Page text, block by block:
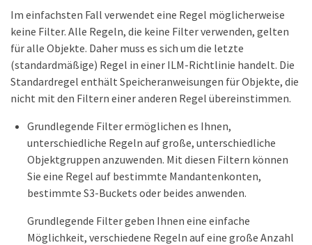
Im einfachsten Fall verwendet eine Regel möglicherweise
keine Filter. Alle Regeln, die keine Filter verwenden, gelten
für alle Objekte. Daher muss es sich um die letzte
(standardmäßige) Regel in einer ILM-Richtlinie handelt. Die
Standardregel enthält Speicheranweisungen für Objekte, die
nicht mit den Filtern einer anderen Regel übereinstimmen.
Grundlegende Filter ermöglichen es Ihnen,
unterschiedliche Regeln auf große, unterschiedliche
Objektgruppen anzuwenden. Mit diesen Filtern können
Sie eine Regel auf bestimmte Mandantenkonten,
bestimmte S3-Buckets oder beides anwenden.
Grundlegende Filter geben Ihnen eine einfache
Möglichkeit, verschiedene Regeln auf eine große Anzahl